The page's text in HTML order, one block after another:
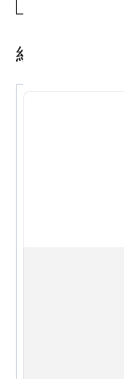
經常一起購買
輕巧小巧的雨衣
具備了雨衣的所
除了經典的黑色
在下雨天也能讓
商品編號
商品名稱
顏色：黑
尺寸：S、
材質：外